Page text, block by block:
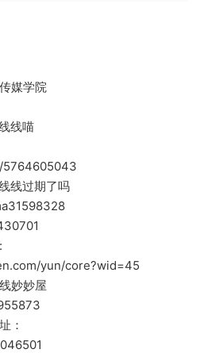
媒学院
线喵
5764605043
线过期了吗
yun/core?wid=45
妙妙屋
：